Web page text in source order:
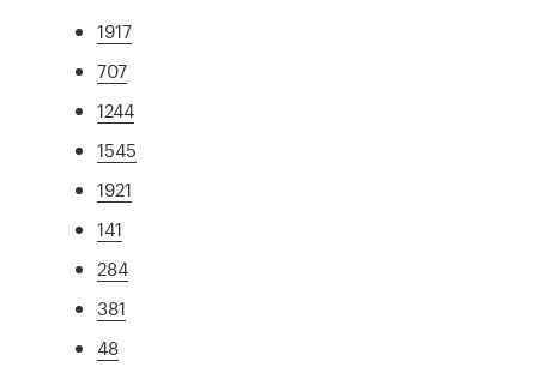
1917
707
1244
1545
1921
141
284
381
48